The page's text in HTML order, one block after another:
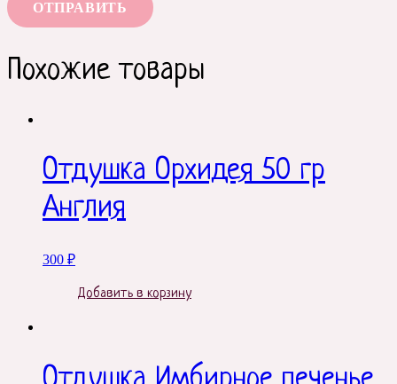
Похожие товары
Отдушка Орхидея 50 гр
Англия
300 ₽
Добавить в корзину